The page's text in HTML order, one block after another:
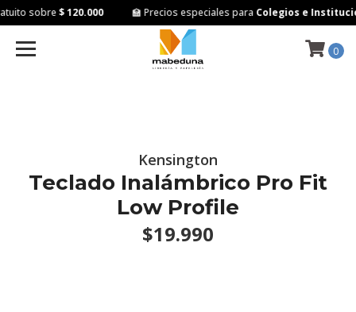
sobre$ 120.000 🏫 Precios especiales paraColegios e
0
Kensington
Teclado Inalámbrico Pro Fit
Low Profile
$19.990